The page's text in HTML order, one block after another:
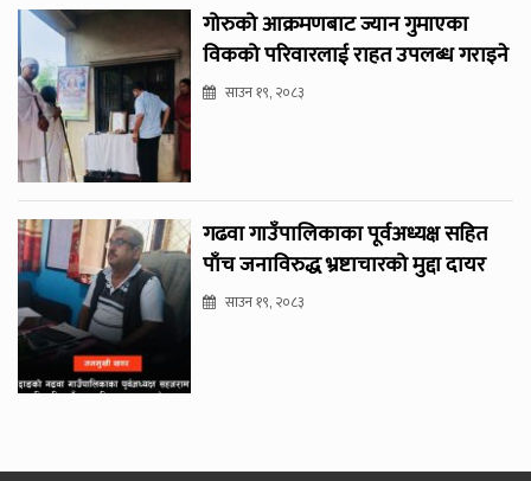
गोरुको आक्रमणबाट ज्यान गुमाएका
विकको परिवारलाई राहत उपलब्ध गराइने
साउन १९, २०८३
गढवा गाउँपालिकाका पूर्वअध्यक्ष सहित
पाँच जनाविरुद्ध भ्रष्टाचारको मुद्दा दायर
साउन १९, २०८३